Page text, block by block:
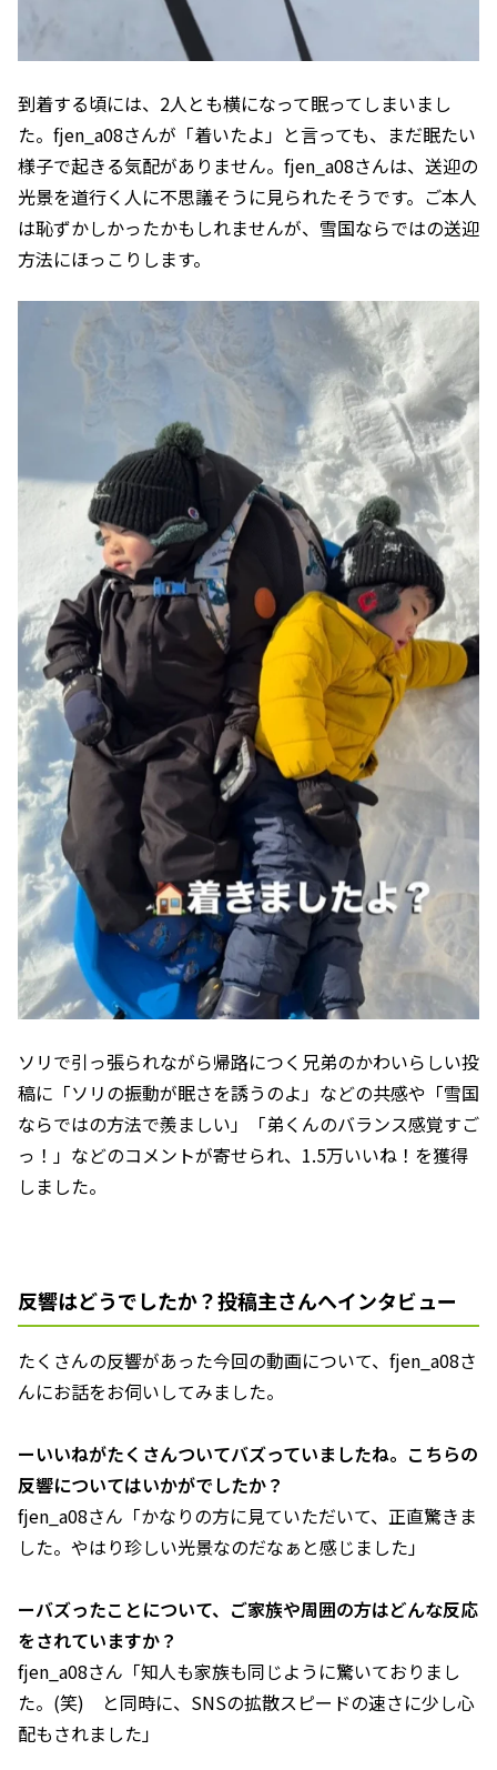
到着する頃には、2人とも横になって眠ってしまいまし
た。fjen_a08さんが「着いたよ」と言っても、まだ眠たい
様子で起きる気配がありません。fjen_a08さんは、送迎の
光景を道行く人に不思議そうに見られたそうです。ご本人
は恥ずかしかったかもしれませんが、雪国ならではの送迎
方法にほっこりします。
ソリで引っ張られながら帰路につく兄弟のかわいらしい投
稿に「ソリの振動が眠さを誘うのよ」などの共感や「雪国
ならではの方法で羨ましい」「弟くんのバランス感覚すご
っ！」などのコメントが寄せられ、1.5万いいね！を獲得
しました。
反響はどうでしたか？投稿主さんへインタビュー
たくさんの反響があった今回の動画について、fjen_a08さ
んにお話をお伺いしてみました。
ーいいねがたくさんついてバズっていましたね。こちらの
反響についてはいかがでしたか？
fjen_a08さん「かなりの方に見ていただいて、正直驚きま
した。やはり珍しい光景なのだなぁと感じました」
ーバズったことについて、ご家族や周囲の方はどんな反応
をされていますか？
fjen_a08さん「知人も家族も同じように驚いておりまし
た。(笑) と同時に、SNSの拡散スピードの速さに少し心
配もされました」